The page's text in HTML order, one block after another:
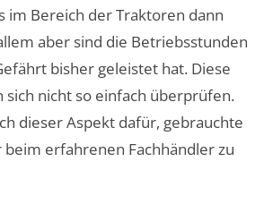
im Bereich der Traktoren dann
aber sind die Betriebsstunden
bisher geleistet hat. Diese
sich nicht so einfach überprüfen.
dieser Aspekt dafür, gebrauchte
beim erfahrenen Fachhändler zu